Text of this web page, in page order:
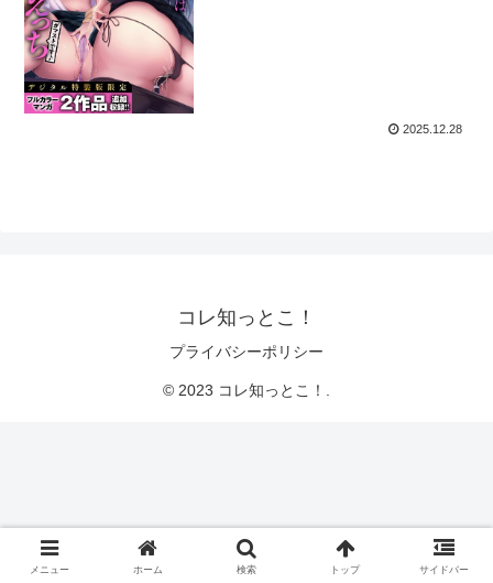
2025.12.28
コレ知っとこ！
プライバシーポリシー
© 2023 コレ知っとこ！.
メニュー ホーム 検索 トップ サイドバー